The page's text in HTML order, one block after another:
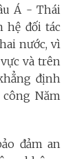
Á - Thái
hệ đối tác
nước, vì
và trên
định
Năm
đảm an